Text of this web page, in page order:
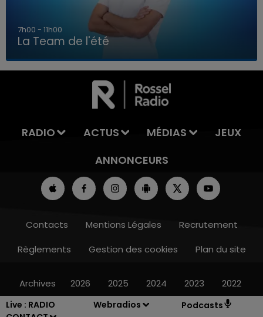
Live : RADIO
Webradios Podcasts
LA TEAM DE L'ÉTÉ
7h00 - 11h00
La Team de l'été
RADIO ACTUS MÉDIAS
JEUX
ANNONCEURS
Contacts Mentions Légales
Recrutement
Règlements
Gestion des cookies Plan du site
Archives 2026 2025 2024 2023 2022